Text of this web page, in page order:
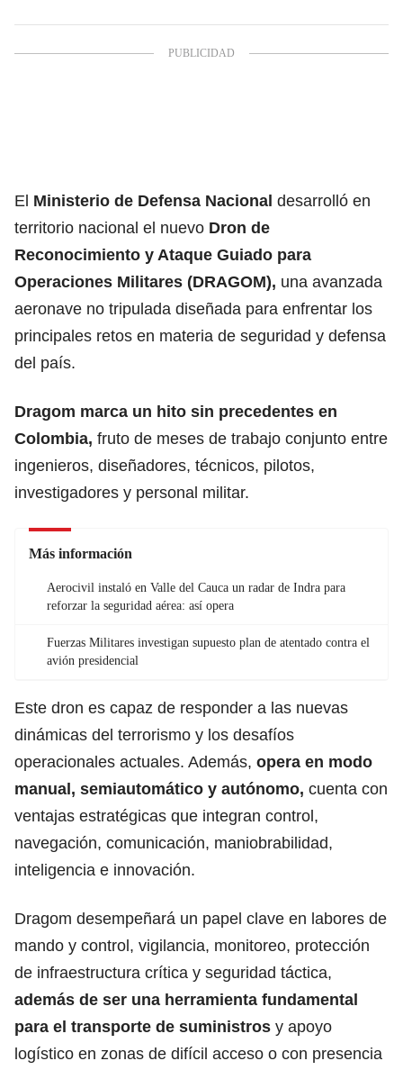
El Ministerio de Defensa Nacional desarrolló en
territorio nacional el nuevo Dron de
Reconocimiento y Ataque Guiado para
Operaciones Militares (DRAGOM), una avanzada
aeronave no tripulada diseñada para enfrentar los
principales retos en materia de seguridad y defensa
del país.
Dragom marca un hito sin precedentes en
Colombia, fruto de meses de trabajo conjunto entre
ingenieros, diseñadores, técnicos, pilotos,
investigadores y personal militar.
Más información
Aerocivil instaló en Valle del Cauca un radar de Indra para
reforzar la seguridad aérea: así opera
Fuerzas Militares investigan supuesto plan de atentado contra el
avión presidencial
Este dron es capaz de responder a las nuevas
dinámicas del terrorismo y los desafíos
operacionales actuales. Además, opera en modo
manual, semiautomático y autónomo, cuenta con
ventajas estratégicas que integran control,
navegación, comunicación, maniobrabilidad,
inteligencia e innovación.
Dragom desempeñará un papel clave en labores de
mando y control, vigilancia, monitoreo, protección
de infraestructura crítica y seguridad táctica,
además de ser una herramienta fundamental
para el transporte de suministros y apoyo
logístico en zonas de difícil acceso o con presencia